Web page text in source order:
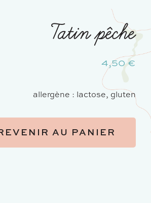
Tatin pêche
4,50 €
allergène : lactose, gluten
AU PANIER